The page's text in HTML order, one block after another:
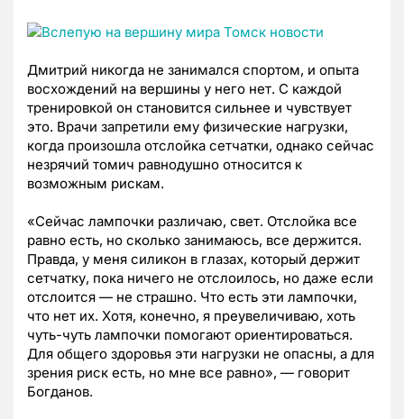
Дмитрий никогда не занимался спортом, и опыта
восхождений на вершины у него нет. С каждой
тренировкой он становится сильнее и чувствует
это. Врачи запретили ему физические нагрузки,
когда произошла отслойка сетчатки, однако сейчас
незрячий томич равнодушно относится к
возможным рискам.
«Сейчас лампочки различаю, свет. Отслойка все
равно есть, но сколько занимаюсь, все держится.
Правда, у меня силикон в глазах, который держит
сетчатку, пока ничего не отслоилось, но даже если
отслоится — не страшно. Что есть эти лампочки,
что нет их. Хотя, конечно, я преувеличиваю, хоть
чуть-чуть лампочки помогают ориентироваться.
Для общего здоровья эти нагрузки не опасны, а для
зрения риск есть, но мне все равно», — говорит
Богданов.